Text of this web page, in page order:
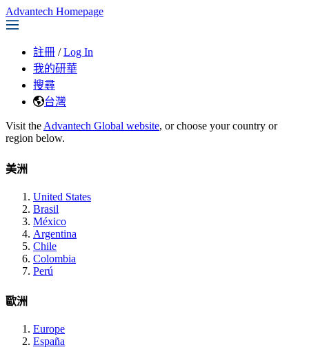
Advantech Homepage
註冊 / Log In
我的研華
搜尋
台灣
Visit the Advantech Global website, or choose your country or
region below.
美洲
United States
Brasil
México
Argentina
Chile
Colombia
Perú
歐洲
Europe
España